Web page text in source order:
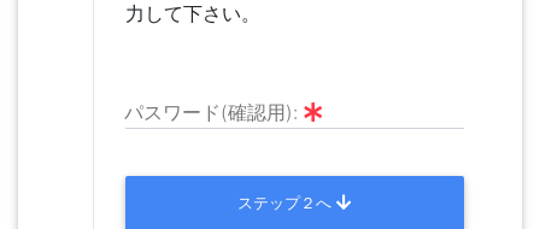
力して下さい。
パスワード(確認用):
ステップ２へ